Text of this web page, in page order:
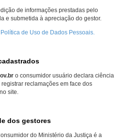
de informações prestadas pelo
e submetida à apreciação do gestor.
Política de Uso de Dados Pessoais.
o consumidor usuário declara ciência
reclamações em face dos
site.
dos gestores
do Ministério da Justiça é a